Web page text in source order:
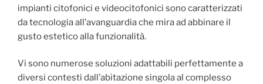
impianti citofonici e videocitofonici sono caratterizzati
da tecnologia all’avanguardia che mira ad abbinare il
gusto estetico alla funzionalità.
Vi sono numerose soluzioni adattabili perfettamente a
diversi contesti dall’abitazione singola al complesso